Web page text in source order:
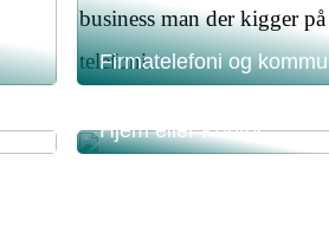
Firmatelefoni og
Hjem eller Kontor